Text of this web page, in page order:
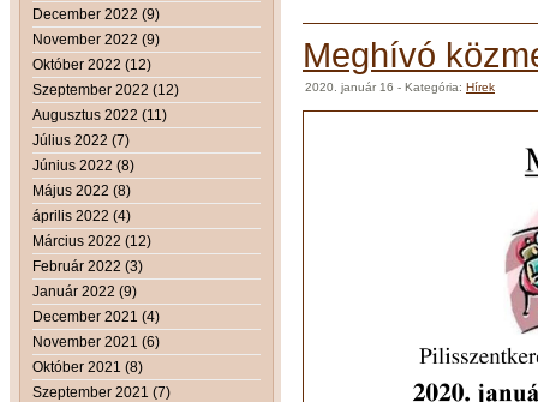
December 2022 (9)
November 2022 (9)
Október 2022 (12)
Szeptember 2022 (12)
Augusztus 2022 (11)
Július 2022 (7)
Június 2022 (8)
Május 2022 (8)
április 2022 (4)
Március 2022 (12)
Február 2022 (3)
Január 2022 (9)
December 2021 (4)
November 2021 (6)
Október 2021 (8)
Szeptember 2021 (7)
Meghívó
2020. január 16 - Kategória: Hírek